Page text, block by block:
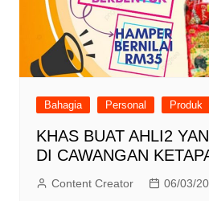
Bahagia Personal Produk
KHAS BUAT AHLI2
DI CAWANGAN
Content Creator 06/03/